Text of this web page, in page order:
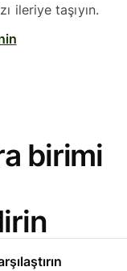
ileriye taşıyın.
birimi